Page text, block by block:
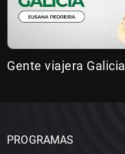
Gente viajera Galicia
PROGRAMAS